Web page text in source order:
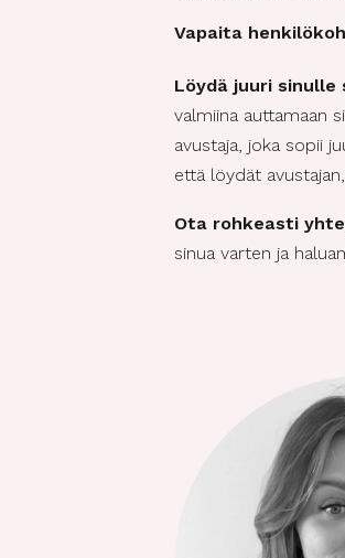
Vapaita
Löydä juuri
valmiina auttamaan
avustaja, joka sopii
että löydät
Ota rohkeasti
sinua varten ja